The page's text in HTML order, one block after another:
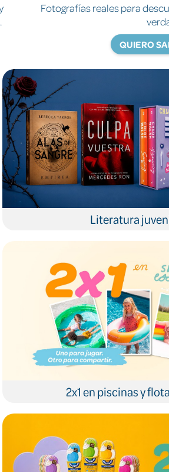
Fotografías reales para descubrir y
verdad.
QUIERO SABER
Literatura
2x1 en piscinas y